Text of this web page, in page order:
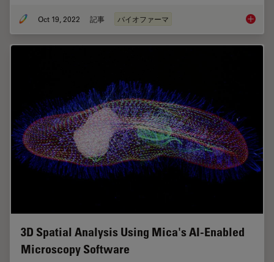
Oct 19, 2022 記事 バイオファーマ How to
3D Spatial Analysis Using Mica's AI-Enabled
Microscopy Software